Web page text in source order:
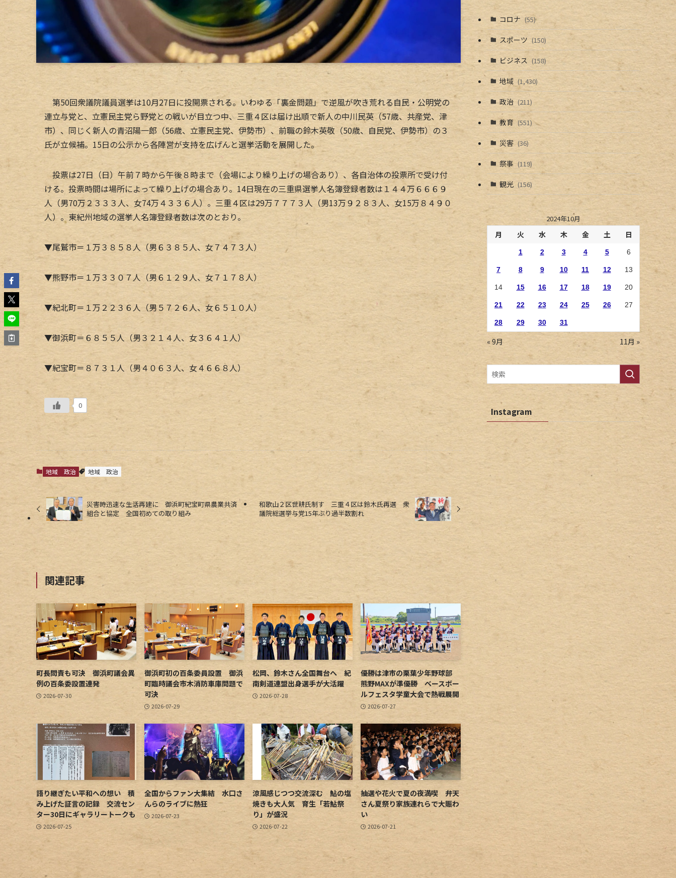
第50回衆議院議員選挙は10月27日に投開票される。いわゆる「裏金問題」で逆風が吹き荒れる自民・公明党の
連立与党と、立憲民主党ら野党との戦いが目立つ中、三重４区は届け出順で新人の中川民英（57歳、共産党、津
市）、同じく新人の青沼陽一郎（56歳、立憲民主党、伊勢市）、前職の鈴木英敬（50歳、自民党、伊勢市）の３
氏が立候補。15日の公示から各陣営が支持を広げんと選挙活動を展開した。
投票は27日（日）午前７時から午後８時まで（会場により繰り上げの場合あり）、各自治体の投票所で受け付
ける。投票時間は場所によって繰り上げの場合あり。14日現在の三重県選挙人名簿登録者数は１４４万６６６９
人（男70万２３３３人、女74万４３３６人）。三重４区は29万７７７３人（男13万９２８３人、女15万８４９０
人）。東紀州地域の選挙人名簿登録者数は次のとおり。
▼尾鷲市＝１万３８５８人（男６３８５人、女７４７３人）
▼熊野市＝１万３３０７人（男６１２９人、女７１７８人）
▼紀北町＝１万２２３６人（男５７２６人、女６５１０人）
▼御浜町＝６８５５人（男３２１４人、女３６４１人）
▼紀宝町＝８７３１人（男４０６３人、女４６６８人）
0
地域 政治 地域 政治
災害時迅速な生活再建に 御浜町紀宝町県農業共済
組合と協定 全国初めての取り組み
和歌山２区世耕氏制す 三重４区は鈴木氏再選 衆
議院総選挙与党15年ぶり過半数割れ
関連記事
町長問責も可決 御浜町議会異
例の百条委設置連発
2026-07-30
御浜町初の百条委員設置 御浜
町臨時議会市木消防車庫問題で
可決
2026-07-29
松岡、鈴木さん全国舞台へ 紀
南剣道連盟出身選手が大活躍
2026-07-28
優勝は津市の栗葉少年野球部
熊野MAXが準優勝 ベースボー
ルフェスタ学童大会で熱戦展開
2026-07-27
語り継ぎたい平和への想い 積
み上げた証言の記録 交流セン
ター30日にギャラリートークも
2026-07-25
全国からファン大集結 水口さ
んらのライブに熱狂
2026-07-23
涼風感じつつ交流深む 鮎の塩
焼きも大人気 育生「若鮎祭
り」が盛況
2026-07-22
抽選や花火で夏の夜満喫 弁天
さん夏祭り家族連れらで大賑わ
い
2026-07-21
コロナ (55)
スポーツ (150)
ビジネス (158)
地域 (1,430)
政治 (211)
教育 (551)
災害 (36)
祭事 (119)
観光 (156)
2024年10月
月 火 水 木 金 土 日
1 2 3 4 5 6
7 8 9 10 11 12 13
14 15 16 17 18 19 20
21 22 23 24 25 26 27
28 29 30 31
« 9月 11月 »
Instagram